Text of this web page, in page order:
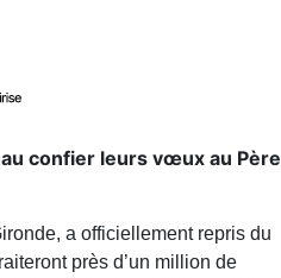
confier leurs vœux au Père
a officiellement repris du
près d’un million de